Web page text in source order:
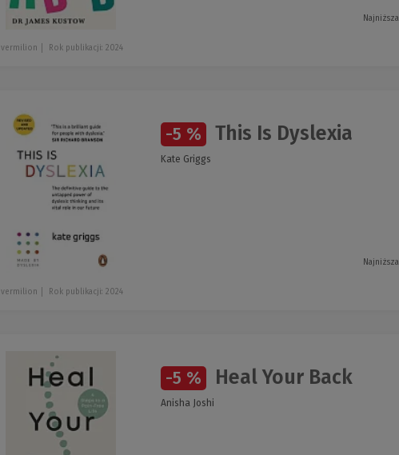
vermilion Rok publikacji: 2024
-5 % This Is Dyslexia
Kate Griggs
vermilion Rok publikacji: 2024
-5 % Heal Your Back
Anisha Joshi